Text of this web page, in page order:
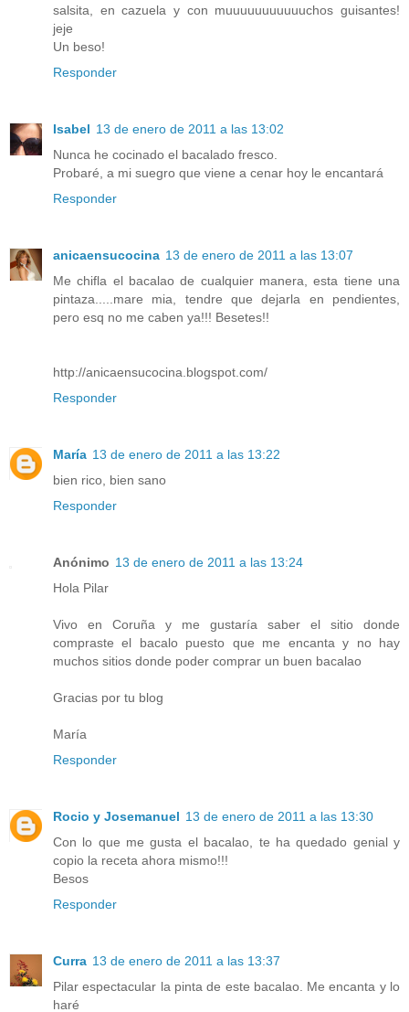
salsita, en cazuela y con muuuuuuuuuuuchos guisantes!
jeje
Un beso!
Responder
Isabel 13 de enero de 2011 a las 13:02
Nunca he cocinado el bacalado fresco.
Probaré, a mi suegro que viene a cenar hoy le encantará
Responder
anicaensucocina 13 de enero de 2011 a las 13:07
Me chifla el bacalao de cualquier manera, esta tiene una
pintaza.....mare mia, tendre que dejarla en pendientes,
pero esq no me caben ya!!! Besetes!!
http://anicaensucocina.blogspot.com/
Responder
María 13 de enero de 2011 a las 13:22
bien rico, bien sano
Responder
Anónimo 13 de enero de 2011 a las 13:24
Hola Pilar
Vivo en Coruña y me gustaría saber el sitio donde
compraste el bacalo puesto que me encanta y no hay
muchos sitios donde poder comprar un buen bacalao
Gracias por tu blog
María
Responder
Rocio y Josemanuel 13 de enero de 2011 a las 13:30
Con lo que me gusta el bacalao, te ha quedado genial y
copio la receta ahora mismo!!!
Besos
Responder
Curra 13 de enero de 2011 a las 13:37
Pilar espectacular la pinta de este bacalao. Me encanta y lo
haré